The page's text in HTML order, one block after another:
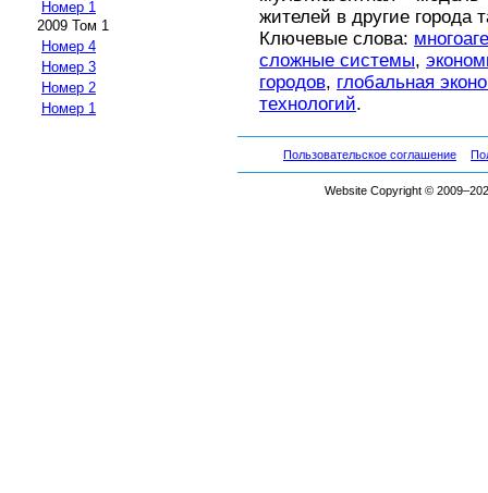
Номер 1
2009 Том 1
Номер 4
Номер 3
Номер 2
Номер 1
жителей в другие города
Ключевые слова:
сложные системы,
городов, глобальная
технологий.
Пользовательское соглашение
Website Copyright ©